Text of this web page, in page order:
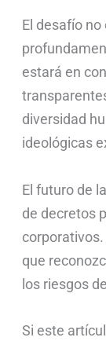
El desafío
estará en
diversidad
ideológicas
El futuro de
de decretos
que
los riesgos
Si este